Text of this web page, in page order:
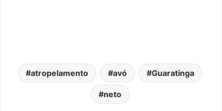
atropelamento avó Guaratinga
neto